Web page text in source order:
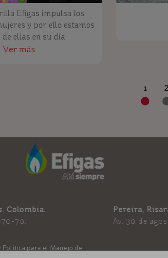
Efigas impulsa los
y por ello estamos
ellas en su día
Ver más
1 2
Colombia.
70.
Pereira,
Av. 30 de
Política para el Manejo de